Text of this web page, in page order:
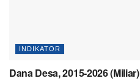
INDIKATOR
Dana Desa, 2015-2026 (Miliar)